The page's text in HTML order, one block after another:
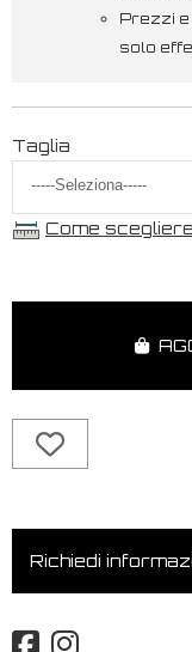
Prezzi e
solo
Taglia
Come
Richiedi